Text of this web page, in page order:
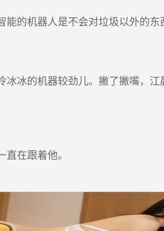
的机器人是不会对垃圾以外的东
冰的机器较劲儿。撇了撇嘴，江
在跟着他。